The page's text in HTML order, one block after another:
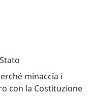
minaccia i
con la Costituzione